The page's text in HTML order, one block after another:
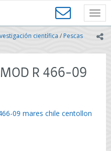
científica /Pescas
R 466-09
09 mares chile centollon